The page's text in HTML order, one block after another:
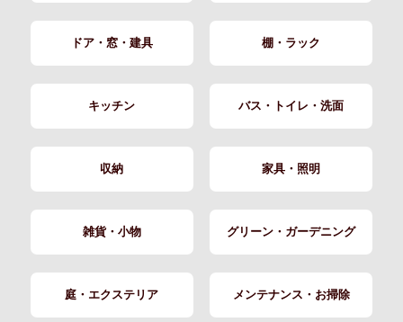
ドア・窓・建具 棚・ラック
キッチン バス・トイレ・洗面
収納 家具・照明
雑貨・小物 グリーン・ガーデニング
庭・エクステリア メンテナンス・お掃除